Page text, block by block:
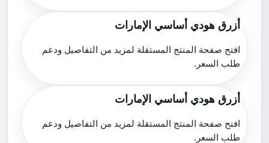
أزرق هودي أساسي الإمارات
افتح صفحة المنتج المستقلة لمزيد من التفاصيل ودعم
طلب السعر.
أزرق هودي أساسي الإمارات
افتح صفحة المنتج المستقلة لمزيد من التفاصيل ودعم
طلب السعر.